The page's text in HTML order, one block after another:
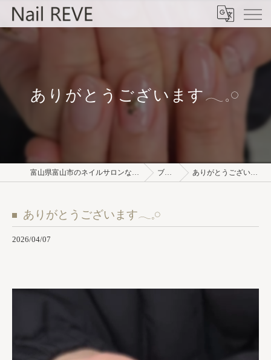
ありがとうございます𓂃𓈒𓏸︎︎︎︎
富山県富山市のネイルサロンならNail REVE ブログ ありがとうございます𓂃𓈒𓏸︎︎︎︎
ありがとうございます𓂃𓈒𓏸︎︎︎︎
2026/04/07